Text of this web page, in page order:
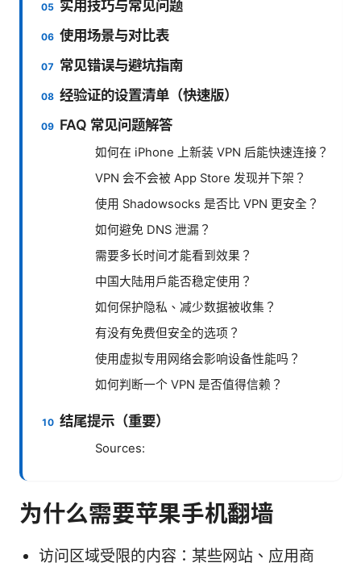
实用技巧与常见问题
使用场景与对比表
常见错误与避坑指南
经验证的设置清单（快速版）
FAQ 常见问题解答
如何在 iPhone 上新装 VPN 后能快速连接？
VPN 会不会被 App Store 发现并下架？
使用 Shadowsocks 是否比 VPN 更安全？
如何避免 DNS 泄漏？
需要多长时间才能看到效果？
中国大陆用户能否稳定使用？
如何保护隐私、减少数据被收集？
有没有免费但安全的选项？
使用虚拟专用网络会影响设备性能吗？
如何判断一个 VPN 是否值得信赖？
结尾提示（重要）
Sources:
为什么需要苹果手机翻墙
访问区域受限的内容：某些网站、应用商